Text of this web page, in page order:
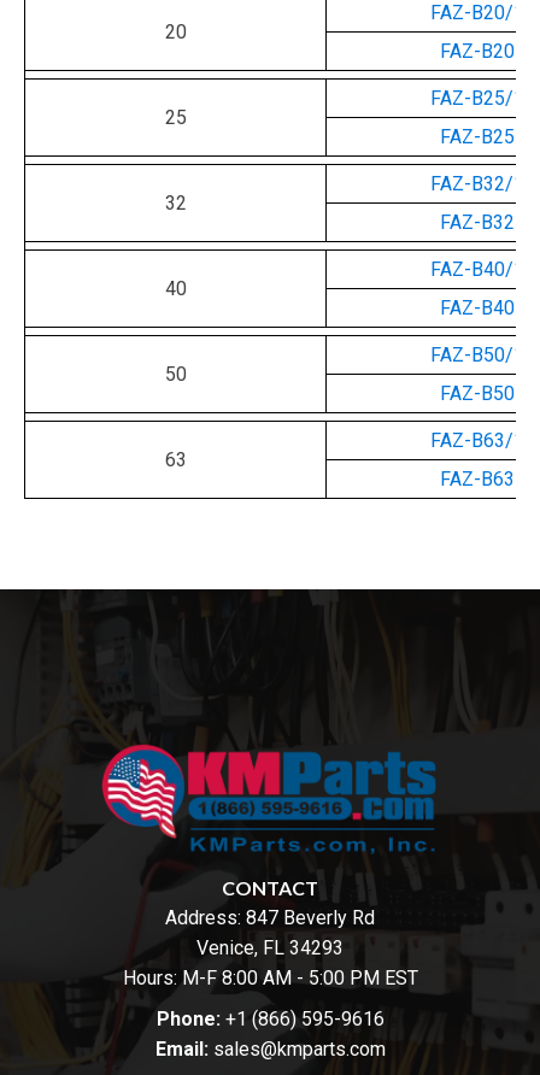
20
FAZ-B20/1
FAZ-B20
25
FAZ-B25/1
FAZ-B25
32
FAZ-B32/1
FAZ-B32
40
FAZ-B40/1
FAZ-B40
50
FAZ-B50/1
FAZ-B50
63
FAZ-B63/1
FAZ-B63
CONTACT
Address: 847 Beverly Rd
Venice, FL 34293
Hours: M-F 8:00 AM - 5:00 PM EST
Phone: +1 (866) 595-9616
Email: sales@kmparts.com